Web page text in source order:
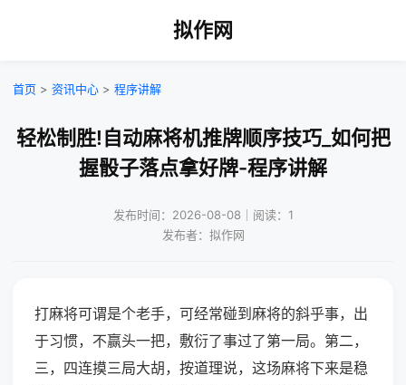
拟作网
首页 > 资讯中心 > 程序讲解
轻松制胜!自动麻将机推牌顺序技巧_如何把
握骰子落点拿好牌-程序讲解
发布时间：2026-08-08｜阅读：1
发布者：拟作网
打麻将可谓是个老手，可经常碰到麻将的斜乎事，出
于习惯，不赢头一把，敷衍了事过了第一局。第二，
三，四连摸三局大胡，按道理说，这场麻将下来是稳